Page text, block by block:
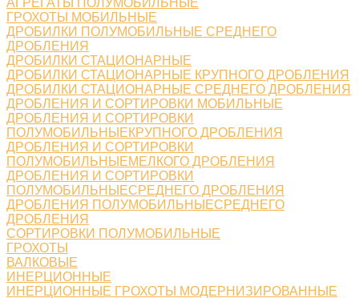
АГРЕГАТЫ ПОЛУМОБИЛЬНЫЕ
ГРОХОТЫ МОБИЛЬНЫЕ
ДРОБИЛКИ ПОЛУМОБИЛЬНЫЕ СРЕДНЕГО
ДРОБЛЕНИЯ
ДРОБИЛКИ СТАЦИОНАРНЫЕ
ДРОБИЛКИ СТАЦИОНАРНЫЕ КРУПНОГО ДРОБЛЕНИЯ
ДРОБИЛКИ СТАЦИОНАРНЫЕ СРЕДНЕГО ДРОБЛЕНИЯ
ДРОБЛЕНИЯ И СОРТИРОВКИ МОБИЛЬНЫЕ
ДРОБЛЕНИЯ И СОРТИРОВКИ
ПОЛУМОБИЛЬНЫЕКРУПНОГО ДРОБЛЕНИЯ
ДРОБЛЕНИЯ И СОРТИРОВКИ
ПОЛУМОБИЛЬНЫЕМЕЛКОГО ДРОБЛЕНИЯ
ДРОБЛЕНИЯ И СОРТИРОВКИ
ПОЛУМОБИЛЬНЫЕСРЕДНЕГО ДРОБЛЕНИЯ
ДРОБЛЕНИЯ ПОЛУМОБИЛЬНЫЕСРЕДНЕГО
ДРОБЛЕНИЯ
СОРТИРОВКИ ПОЛУМОБИЛЬНЫЕ
ГРОХОТЫ
ВАЛКОВЫЕ
ИНЕРЦИОННЫЕ
ИНЕРЦИОННЫЕ ГРОХОТЫ МОДЕРНИЗИРОВАННЫЕ